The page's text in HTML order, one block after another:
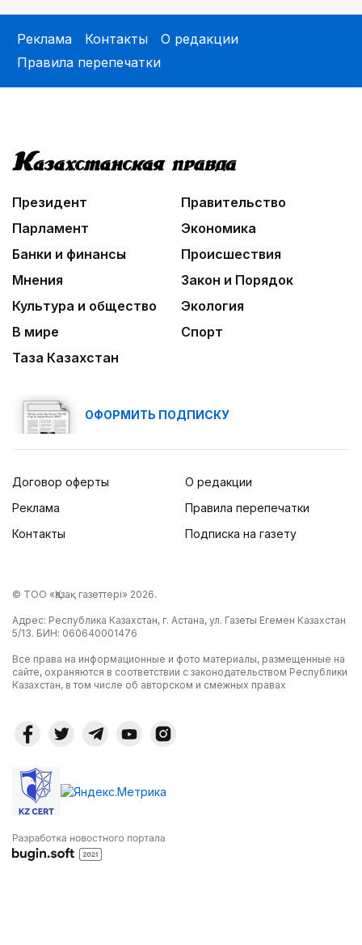
Реклама Контакты
О редакции
Правила перепечатки
Президент
Правительство
Парламент
Экономика
Банки и финансы
Происшествия
Мнения
Закон и Порядок
Культура и общество
Экология
В мире
Спорт
Таза Казахстан
ОФОРМИТЬ ПОДПИСКУ
Договор оферты
Реклама
Контакты
О редакции
Правила перепечатки
Подписка на газету
© ТОО «Қазақ газеттері» 2026.
Адрес: Республика Казахстан, г. Астана, ул. Газеты Егемен Казахстан
5/13. БИН: 060640001476
Все права на информационные и фото материалы, размещенные на
сайте, охраняются в соответствии с законодательством Республики
Казахстан, в том числе об авторском и смежных правах